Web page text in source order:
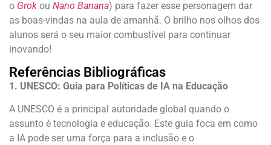
o Grok ou Nano Banana) para fazer esse personagem dar
as boas-vindas na aula de amanhã. O brilho nos olhos dos
alunos será o seu maior combustível para continuar
inovando!
Referências Bibliográficas
1. UNESCO: Guia para Políticas de IA na Educação
A UNESCO é a principal autoridade global quando o
assunto é tecnologia e educação. Este guia foca em como
a IA pode ser uma força para a inclusão e o